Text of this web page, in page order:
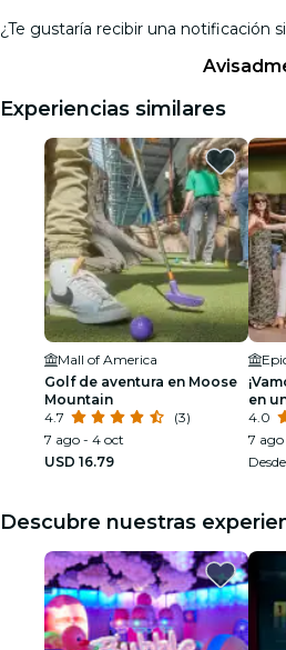
¿Te gustaría recibir una notificación
Experiencias similares
Mall of America
Golf de aventura en Moose
Mountain
4.7
(3)
7 ago - 4 oct
USD 16.79
en
4.0
7
Desde
Descubre nuestras